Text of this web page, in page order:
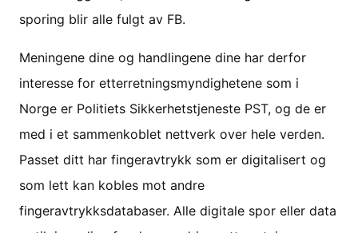
sporing blir alle fulgt av FB.
Meningene dine og handlingene dine har derfor
interesse for etterretningsmyndighetene som i
Norge er Politiets Sikkerhetstjeneste PST, og de er
med i et sammenkoblet nettverk over hele verden.
Passet ditt har fingeravtrykk som er digitalisert og
som lett kan kobles mot andre
fingeravtrykksdatabaser. Alle digitale spor eller data